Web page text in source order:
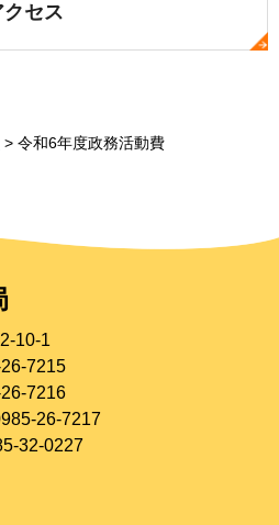
クセス
> 令和6年度政務活動費
10-1
7215
7216
26-7217
32-0227